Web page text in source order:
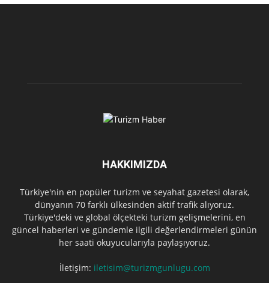
HAKKIMIZDA
Türkiye'nin en popüler turizm ve seyahat gazetesi olarak,
dünyanın 70 farklı ülkesinden aktif trafik alıyoruz.
Türkiye'deki ve global ölçekteki turizm gelişmelerini, en
güncel haberleri ve gündemle ilgili değerlendirmeleri günün
her saati okuyucularıyla paylaşıyoruz.
İletişim: iletisim@turizmgunlugu.com